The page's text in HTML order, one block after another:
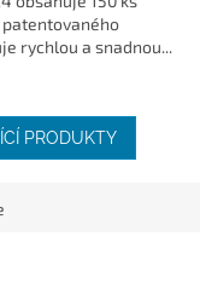
patentovaného
rychlou a snadnou...
PRODUKTY